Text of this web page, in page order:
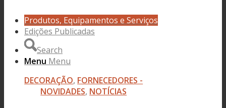
Produtos, Equipamentos e Serviços
Edições Publicadas
Search
Menu Menu
DECORAÇÃO, FORNECEDORES -
NOVIDADES, NOTÍCIAS